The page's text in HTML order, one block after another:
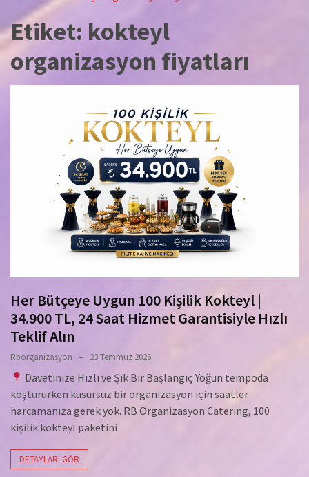
Etiket: kokteyl
organizasyon fiyatları
Her Bütçeye Uygun 100 Kişilik Kokteyl |
34.900 TL, 24 Saat Hizmet Garantisiyle Hızlı
Teklif Alın
Rborganizasyon 23 Temmuz 2026
Davetinize Hızlı ve Şık Bir Başlangıç Yoğun tempoda
koştururken kusursuz bir organizasyon için saatler
harcamanıza gerek yok. RB Organizasyon Catering, 100
kişilik kokteyl paketini
DETAYLARI GÖR